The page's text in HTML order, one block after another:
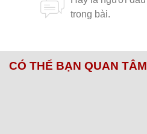
CÓ THỂ BẠN QUAN TÂM